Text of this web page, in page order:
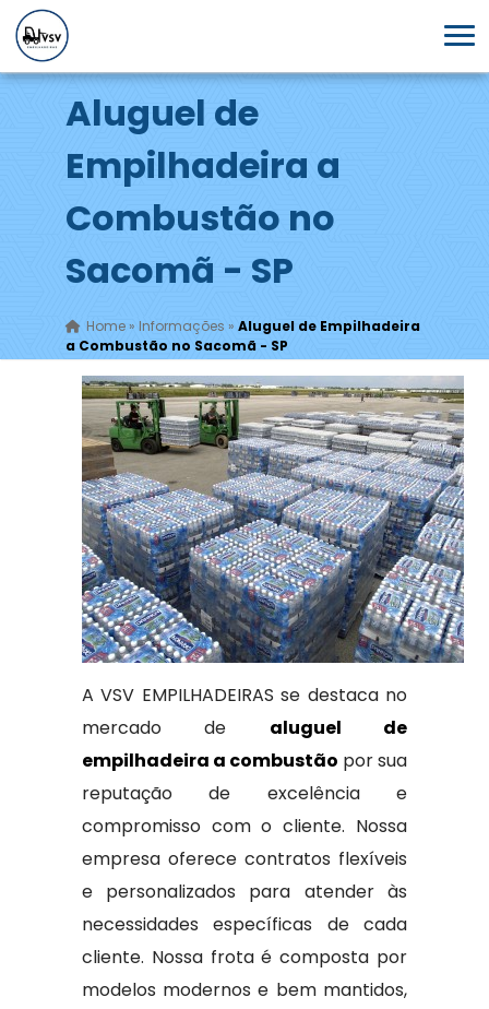
Aluguel de
Empilhadeira a
Combustão no
Sacomã - SP
Home» Informações » Aluguel de Empilhadeira
a Combustão no Sacomã - SP
A VSV EMPILHADEIRAS se destaca no
mercado de aluguel de
empilhadeira a combustão por sua
reputação de excelência e
compromisso com o cliente. Nossa
empresa oferece contratos flexíveis
e personalizados para atender às
necessidades específicas de cada
cliente. Nossa frota é composta por
modelos modernos e bem mantidos,